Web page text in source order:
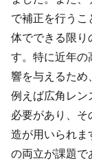
で補正を行うこ
体でできる限り
す。特に近年の
響を与えるため
例えば広角レン
必要があり、そ
造が用いられま
の両立が課題で